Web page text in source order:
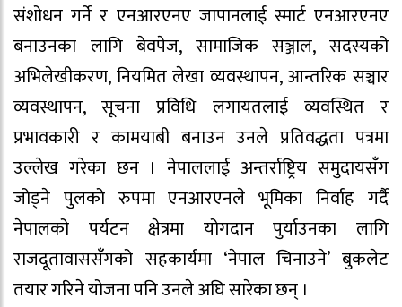
संशोधन गर्ने र एनआरएनए जापानलाई स्मार्ट एनआरएनए
बनाउनका लागि बेवपेज, सामाजिक सञ्जाल, सदस्यको
अभिलेखीकरण, नियमित लेखा व्यवस्थापन, आन्तरिक सञ्चार
व्यवस्थापन, सूचना प्रविधि लगायतलाई व्यवस्थित र
प्रभावकारी र कामयाबी बनाउन उनले प्रतिवद्धता पत्रमा
उल्लेख गरेका छन । नेपाललाई अन्तर्राष्ट्रिय समुदायसँग
जोड्ने पुलको रुपमा एनआरएनले भूमिका निर्वाह गर्दै
नेपालको पर्यटन क्षेत्रमा योगदान पुर्याउनका लागि
राजदूतावाससँगको सहकार्यमा ‘नेपाल चिनाउने’ बुकलेट
तयार गरिने योजना पनि उनले अघि सारेका छन् ।